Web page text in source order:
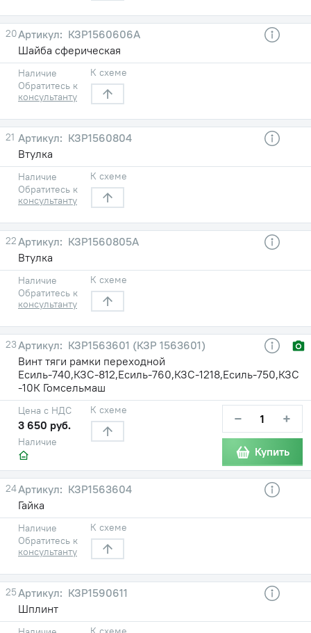
20
КЗР1560606А
Шайба сферическая
Наличие
Обратитесь к
консультанту
К схеме
21
КЗР1560804
Втулка
Наличие
Обратитесь к
консультанту
К схеме
22
КЗР1560805А
Втулка
Наличие
Обратитесь к
консультанту
К схеме
23
КЗР1563601 (КЗР 1563601)
Винт тяги рамки переходной
Есиль-740,КЗС-812,Есиль-760,КЗС-1218,Есиль-750,КЗС
-10К Гомсельмаш
Наличие
Цена с НДС
3 650 руб.
К схеме − +
Купить
24
КЗР1563604
Гайка
Наличие
Обратитесь к
консультанту
К схеме
25
КЗР1590611
Шплинт